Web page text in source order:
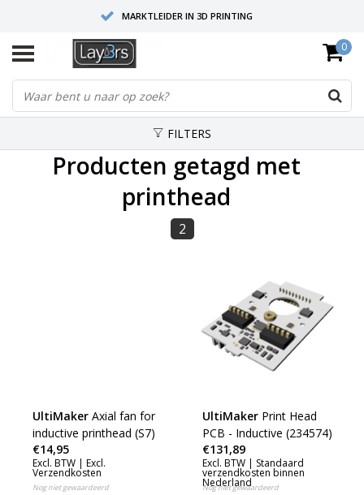
MARKTLEIDER IN 3D PRINTING
HOOGWAARDIGE SERVICE EN SUPPORT
FYSIEKE SHOWROOMS
0
FILTERS
Producten getagd met
printhead
2
UltiMaker Axial fan for
inductive printhead (S7)
€14,95
Excl. BTW | Excl.
Verzendkosten
Nog niet gewaardeerd
UltiMaker Print Head
PCB - Inductive (234574)
€131,89
Excl. BTW | Standaard
verzendkosten binnen
Nederland
Nog niet gewaardeerd